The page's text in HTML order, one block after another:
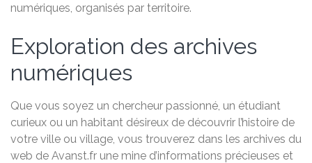
numériques, organisés par territoire.
Exploration des archives
numériques
Que vous soyez un chercheur passionné, un étudiant
curieux ou un habitant désireux de découvrir l’histoire de
votre ville ou village, vous trouverez dans les archives du
web de Avanst.fr une mine d’informations précieuses et